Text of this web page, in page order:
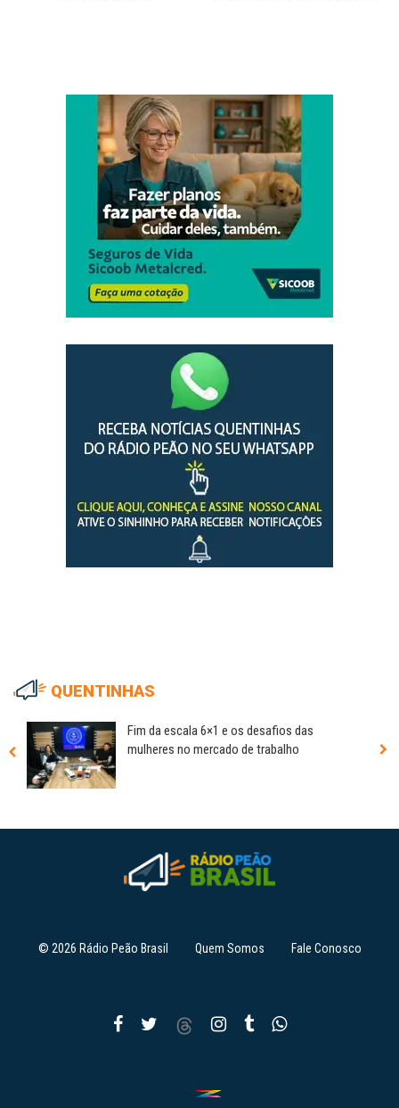
QUENTINHAS
Fim da escala 6×1 e os desafios das
mulheres no mercado de trabalho
© 2026 Rádio Peão Brasil Quem Somos Fale Conosco